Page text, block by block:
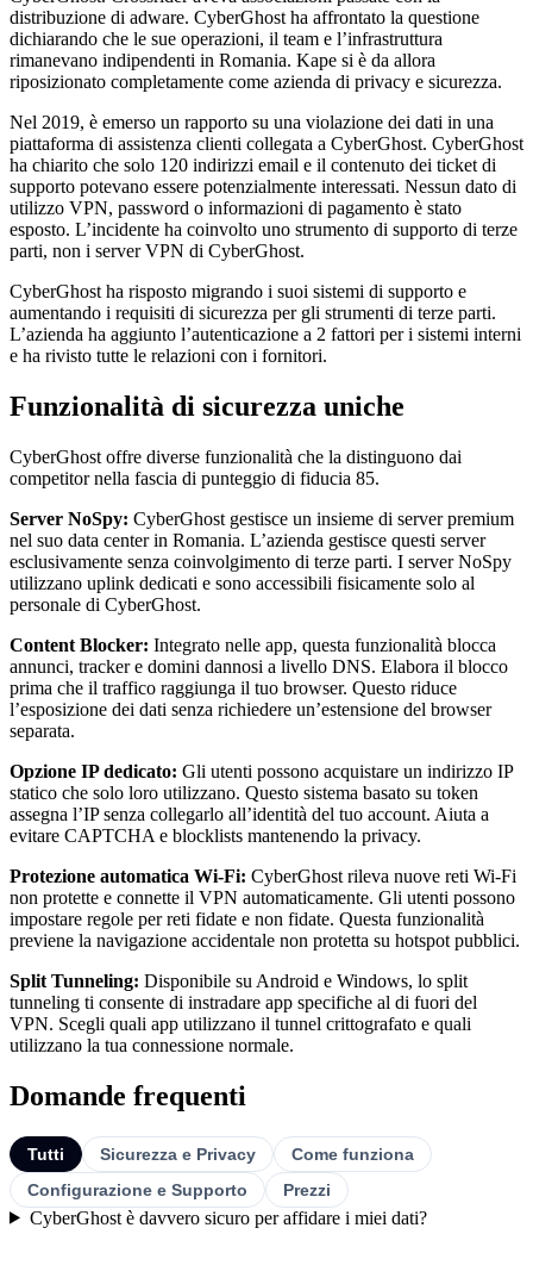
distribuzione di adware. CyberGhost ha affrontato la questione
dichiarando che le sue operazioni, il team e l’infrastruttura
rimanevano indipendenti in Romania. Kape si è da allora
riposizionato completamente come azienda di privacy e sicurezza.
Nel 2019, è emerso un rapporto su una violazione dei dati in una
piattaforma di assistenza clienti collegata a CyberGhost. CyberGhost
ha chiarito che solo 120 indirizzi email e il contenuto dei ticket di
supporto potevano essere potenzialmente interessati. Nessun dato di
utilizzo VPN, password o informazioni di pagamento è stato
esposto. L’incidente ha coinvolto uno strumento di supporto di terze
parti, non i server VPN di CyberGhost.
CyberGhost ha risposto migrando i suoi sistemi di supporto e
aumentando i requisiti di sicurezza per gli strumenti di terze parti.
L’azienda ha aggiunto l’autenticazione a 2 fattori per i sistemi interni
e ha rivisto tutte le relazioni con i fornitori.
Funzionalità di sicurezza uniche
CyberGhost offre diverse funzionalità che la distinguono dai
competitor nella fascia di punteggio di fiducia 85.
Server NoSpy: CyberGhost gestisce un insieme di server premium
nel suo data center in Romania. L’azienda gestisce questi server
esclusivamente senza coinvolgimento di terze parti. I server NoSpy
utilizzano uplink dedicati e sono accessibili fisicamente solo al
personale di CyberGhost.
Content Blocker: Integrato nelle app, questa funzionalità blocca
annunci, tracker e domini dannosi a livello DNS. Elabora il blocco
prima che il traffico raggiunga il tuo browser. Questo riduce
l’esposizione dei dati senza richiedere un’estensione del browser
separata.
Opzione IP dedicato: Gli utenti possono acquistare un indirizzo IP
statico che solo loro utilizzano. Questo sistema basato su token
assegna l’IP senza collegarlo all’identità del tuo account. Aiuta a
evitare CAPTCHA e blocklists mantenendo la privacy.
Protezione automatica Wi-Fi: CyberGhost rileva nuove reti Wi-Fi
non protette e connette il VPN automaticamente. Gli utenti possono
impostare regole per reti fidate e non fidate. Questa funzionalità
previene la navigazione accidentale non protetta su hotspot pubblici.
Split Tunneling: Disponibile su Android e Windows, lo split
tunneling ti consente di instradare app specifiche al di fuori del
VPN. Scegli quali app utilizzano il tunnel crittografato e quali
utilizzano la tua connessione normale.
Domande frequenti
Tutti Sicurezza e Privacy
Come funziona
Configurazione e Supporto
Prezzi
CyberGhost è davvero sicuro per affidare i miei dati?